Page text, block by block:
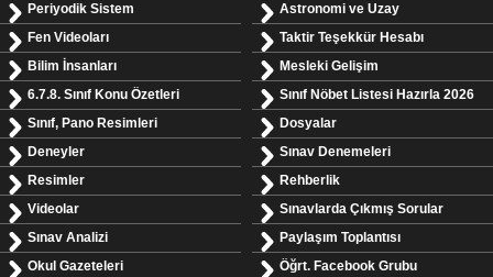
Periyodik Sistem
Fen Videoları
Bilim İnsanları
6.7.8. Sınıf Konu Özetleri
Sınıf, Pano Resimleri
Deneyler
Resimler
Videolar
Sınav Analizi
Okul Gazeteleri
Astronomi ve Uzay
Taktir Teşekkür Hesabı
Mesleki Gelişim
Sınıf Nöbet Listesi Hazırla 2026
Dosyalar
Sınav Denemeleri
Rehberlik
Sınavlarda Çıkmış Sorular
Paylaşım Toplantısı
Öğrt. Facebook Grubu